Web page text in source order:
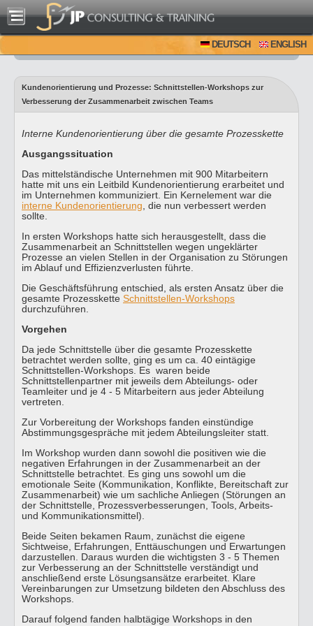
DEUTSCH ENGLISH
Kundenorientierung und Prozesse: Schnittstellen-Workshops zur
Verbesserung der Zusammenarbeit zwischen Teams
Interne Kundenorientierung über die gesamte Prozesskette
Ausgangssituation
Das mittelständische Unternehmen mit 900 Mitarbeitern
hatte mit uns ein Leitbild Kundenorientierung erarbeitet und
im Unternehmen kommuniziert. Ein Kernelement war die
interne Kundenorientierung , die nun verbessert werden
sollte.
In ersten Workshops hatte sich herausgestellt, dass die
Zusammenarbeit an Schnittstellen wegen ungeklärter
Prozesse an vielen Stellen in der Organisation zu Störungen
im Ablauf und Effizienzverlusten führte.
Die Geschäftsführung entschied, als ersten Ansatz über die
gesamte Prozesskette Schnittstellen-Workshops
durchzuführen.
Vorgehen
Da jede Schnittstelle über die gesamte Prozesskette
betrachtet werden sollte, ging es um ca. 40 eintägige
Schnittstellen-Workshops. Es waren beide
Schnittstellenpartner mit jeweils dem Abteilungs- oder
Teamleiter und je 4 - 5 Mitarbeitern aus jeder Abteilung
vertreten.
Zur Vorbereitung der Workshops fanden einstündige
Abstimmungsgespräche mit jedem Abteilungsleiter statt.
Im Workshop wurden dann sowohl die positiven wie die
negativen Erfahrungen in der Zusammenarbeit an der
Schnittstelle betrachtet. Es ging uns sowohl um die
emotionale Seite (Kommunikation, Konflikte, Bereitschaft zur
Zusammenarbeit) wie um sachliche Anliegen (Störungen an
der Schnittstelle, Prozessverbesserungen, Tools, Arbeits-
und Kommunikationsmittel).
Beide Seiten bekamen Raum, zunächst die eigene
Sichtweise, Erfahrungen, Enttäuschungen und Erwartungen
darzustellen. Daraus wurden die wichtigsten 3 - 5 Themen
zur Verbesserung an der Schnittstelle verständigt und
anschließend erste Lösungsansätze erarbeitet. Klare
Vereinbarungen zur Umsetzung bildeten den Abschluss des
Workshops.
Darauf folgend fanden halbtägige Workshops in den